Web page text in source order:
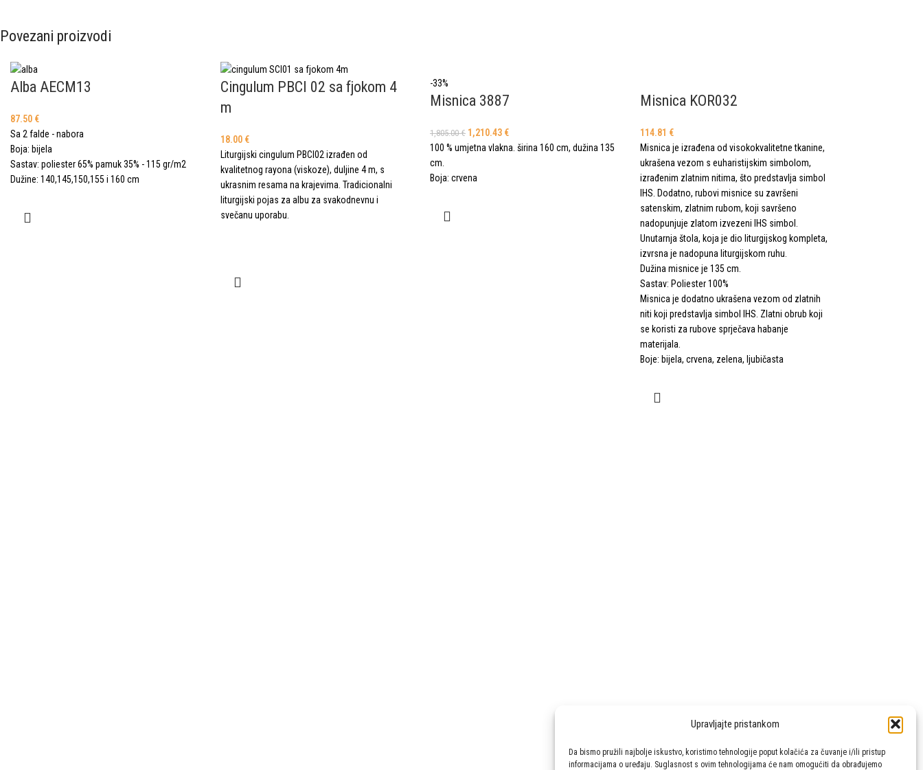
Upravljajte pristankom
Da bismo pružili najbolje iskustvo, koristimo tehnologije poput kolačića za čuvanje i/ili pristup
informacijama o uređaju. Suglasnost s ovim tehnologijama će nam omogućiti da obrađujemo
Povezani proizvodi
Alba AECM13
87.50 €
Sa 2 falde - nabora
Boja: bijela
Sastav: poliester 65% pamuk 35% - 115 gr/m2
Dužine: 140,145,150,155 i 160 cm
Cingulum PBCI 02 sa fjokom 4
m
18.00 €
Liturgijski cingulum PBCI02 izrađen od
kvalitetnog rayona (viskoze), duljine 4 m, s
ukrasnim resama na krajevima. Tradicionalni
liturgijski pojas za albu za svakodnevnu i
svečanu uporabu.
-33%
Misnica 3887
1,805.00€ 1,210.43 €
100 % umjetna vlakna. širina 160 cm, dužina 135
cm.
Boja: crvena
Misnica KOR032
114.81 €
Misnica je izrađena od visokokvalitetne tkanine,
ukrašena vezom s euharistijskim simbolom,
izrađenim zlatnim nitima, što predstavlja simbol
IHS. Dodatno, rubovi misnice su završeni
satenskim, zlatnim rubom, koji savršeno
nadopunjuje zlatom izvezeni IHS simbol.
Unutarnja štola, koja je dio liturgijskog kompleta,
izvrsna je nadopuna liturgijskom ruhu.
Dužina misnice je 135 cm.
Sastav: Poliester 100%
Misnica je dodatno ukrašena vezom od zlatnih
niti koji predstavlja simbol IHS. Zlatni obrub koji
se koristi za rubove sprječava habanje
materijala.
Boje: bijela, crvena, zelena, ljubičasta